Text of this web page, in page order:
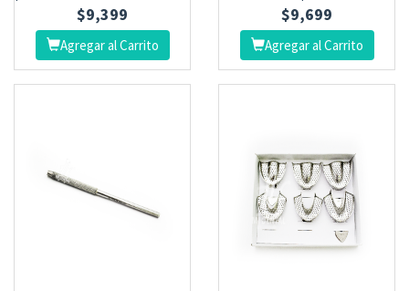
$9,399
Agregar al Carrito
$9,699
Agregar al Carrito